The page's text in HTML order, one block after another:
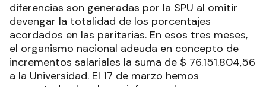
diferencias son generadas por la SPU al omitir
devengar la totalidad de los porcentajes
acordados en las paritarias. En esos tres meses,
el organismo nacional adeuda en concepto de
incrementos salariales la suma de $ 76.151.804,56
a la Universidad. El 17 de marzo hemos